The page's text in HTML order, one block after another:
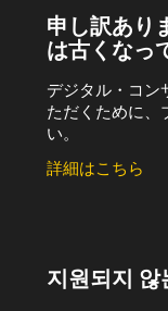
申し訳あり
は古くなっ
デジタル・コン
ただくために、
い。
詳細はこちら
지원되지